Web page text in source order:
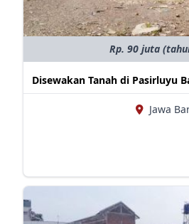
Rp. 90 juta
Disewakan Tanah di Pasirluyu
Jawa